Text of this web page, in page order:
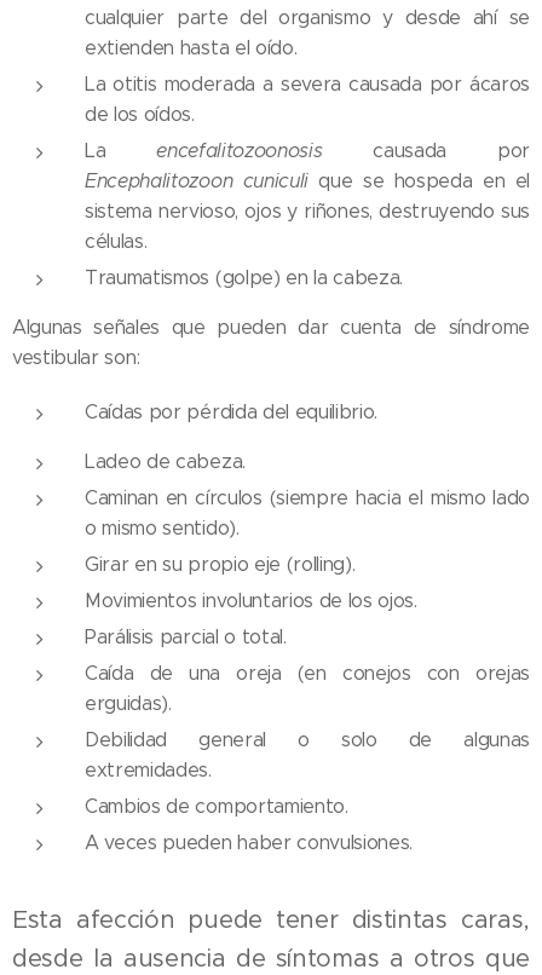
cualquier parte del organismo y desde ahí se
extienden hasta el oído.
La otitis moderada a severa causada por ácaros
de los oídos.
Laencefalitozoonosiscausada por
Encephalitozoon cuniculi que se hospeda en el
sistema nervioso, ojos y riñones, destruyendo sus
células.
Traumatismos (golpe) en la cabeza.
Algunas señales que pueden dar cuenta de síndrome
vestibular son:
Caídas por pérdida del equilibrio.
Ladeo de cabeza.
Caminan en círculos (siempre hacia el mismo lado
o mismo sentido).
Girar en su propio eje (rolling).
Movimientos involuntarios de los ojos.
Parálisis parcial o total.
Caída de una oreja (en conejos con orejas
erguidas).
Debilidad general o solo de algunas
extremidades.
Cambios de comportamiento.
A veces pueden haber convulsiones.
Esta afección puede tener distintas caras,
desde la ausencia de síntomas a otros que